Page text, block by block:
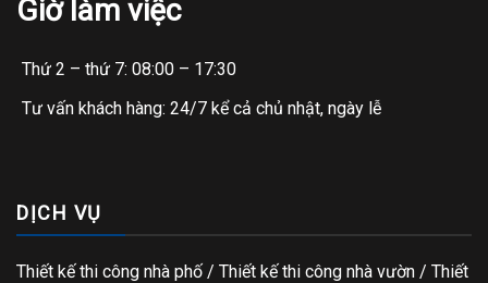
Giờ làm việc
Thứ 2 – thứ 7: 08:00 – 17:30
Tư vấn khách hàng: 24/7 kể cả chủ nhật, ngày lễ
DỊCH VỤ
Thiết kế thi công nhà phố / Thiết kế thi công nhà vườn / Thiết